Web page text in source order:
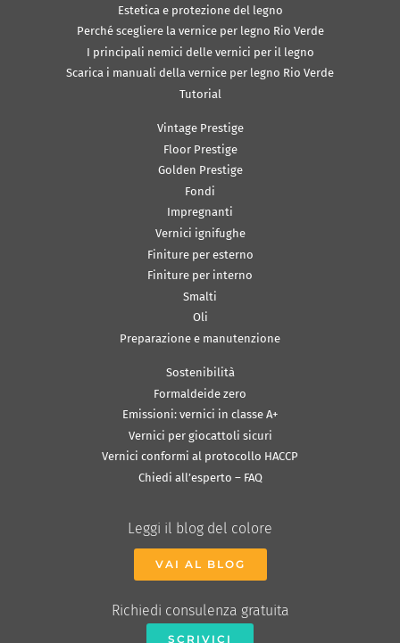
Estetica e protezione del legno
Perché scegliere la vernice per legno Rio Verde
I principali nemici delle vernici per il legno
Scarica i manuali della vernice per legno Rio Verde
Tutorial
Vintage Prestige
Floor Prestige
Golden Prestige
Fondi
Impregnanti
Vernici ignifughe
Finiture per esterno
Finiture per interno
Smalti
Oli
Preparazione e manutenzione
Sostenibilità
Formaldeide zero
Emissioni: vernici in classe A+
Vernici per giocattoli sicuri
Vernici conformi al protocollo HACCP
Chiedi all’esperto – FAQ
Leggi il blog del colore
VAI AL BLOG
Richiedi consulenza gratuita
SCRIVICI